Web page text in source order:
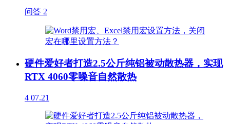
问答 2
硬件爱好者打造2.5公斤纯铝被动散热器，实现
RTX 4060零噪音自然散热
4 07.21